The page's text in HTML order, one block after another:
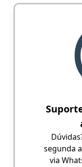
segunda
via